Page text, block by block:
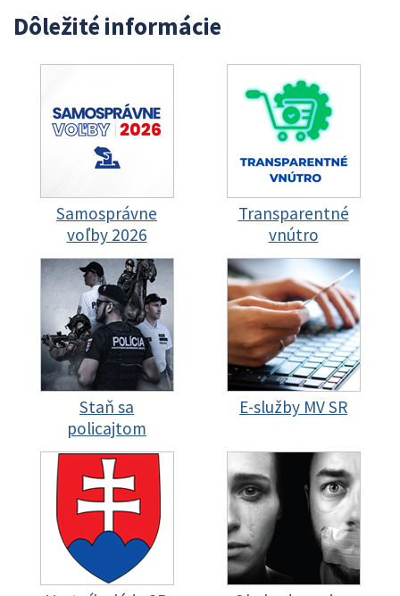
Dôležité informácie
Samosprávne
voľby 2026
Transparentné
vnútro
Staň sa
policajtom
E-služby MV SR